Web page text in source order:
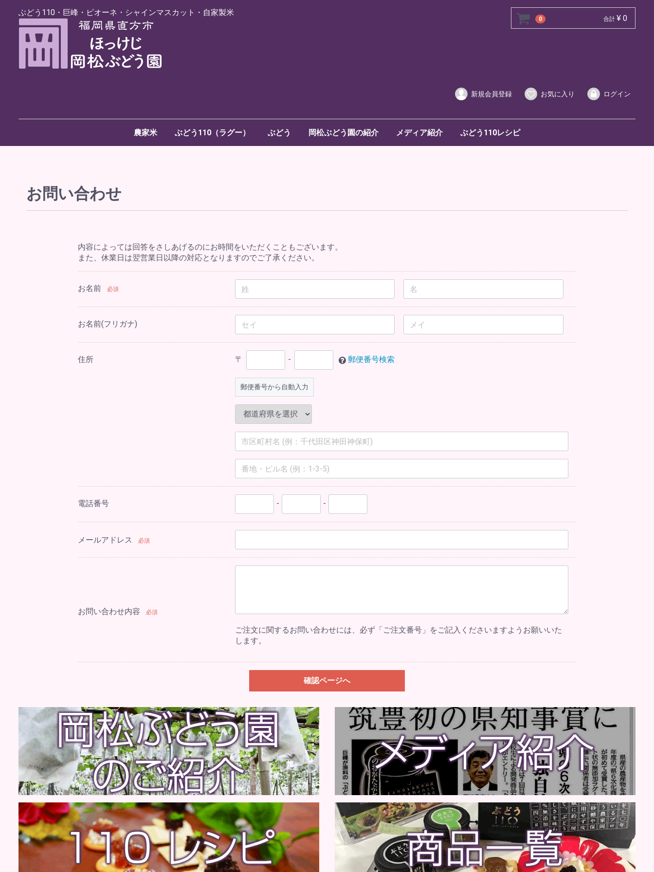
ぶどう110・巨峰・ピオーネ・シャインマスカット・自家製米
0 合計 ¥ 0
新規会員登録 お気に入り ログイン
農家米 ぶどう110（ラグー） ぶどう 岡松ぶどう園の紹介 メディア紹介 ぶどう110レシピ
お問い合わせ
内容によっては回答をさしあげるのにお時間をいただくこともございます。
また、休業日は翌営業日以降の対応となりますのでご了承ください。
お名前 必須
お名前(フリガナ)
住所 〒 - 郵便番号検索
郵便番号から自動入力
電話番号 - -
メールアドレス 必須
お問い合わせ内容 必須
ご注文に関するお問い合わせには、必ず「ご注文番号」をご記入くださいますようお願いいた
します。
確認ページへ